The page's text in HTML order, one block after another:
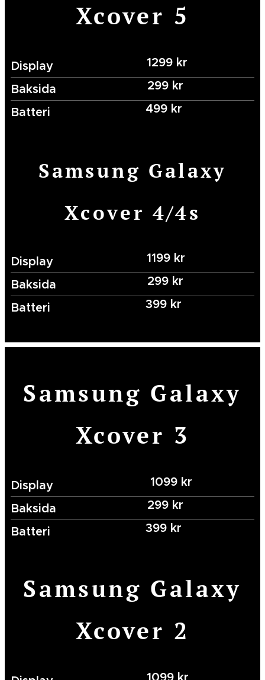
Xcover 5
Display
1299 kr
Baksida
299 kr
Batteri
499 kr
Samsung Galaxy
Xcover 4/4s
Display
1199 kr
Baksida
299 kr
Batteri
399 kr
Samsung Galaxy
Xcover 3
Display
1099 kr
Baksida
299 kr
Batteri
399 kr
Samsung Galaxy
Xcover 2